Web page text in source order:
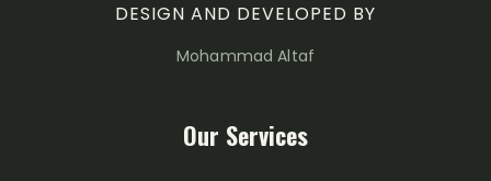
Our Services
DESIGN AND DEVELOPED BY
Mohammad Altaf